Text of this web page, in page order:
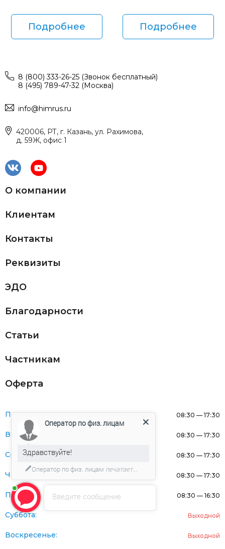
Подробнее Подробнее
8 (800) 333-26-25 (Звонок бесплатный)
8 (495) 789-47-32 (Москва)
info@himrus.ru
420006, РТ, г. Казань, ул. Рахимова,
д. 59Ж, офис 1
О компании
Клиентам
Контакты
Реквизиты
ЭДО
Благодарности
Статьи
Частникам
Оферта
Понедельник: 08:30 — 17:30
Вторник: 08:30 — 17:30
Среда: 08:30 — 17:30
Четверг: 08:30 — 17:30
Пятница: 08:30 — 16:30
Суббота: Выходной
Воскресенье: Выходной
Введите сообщение
Оператор по физ. лицам
Здравствуйте!
Оператор по физ. лицам печатает...